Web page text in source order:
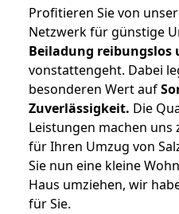
Profitieren Sie von
Netzwerk für günstige
Beiladung reibungslos
vonstattengeht. Dabei
besonderen Wert auf
Zuverlässigkeit. Die
Leistungen machen
für Ihren Umzug von
Sie nun eine kleine
Haus umziehen, wir
für Sie.